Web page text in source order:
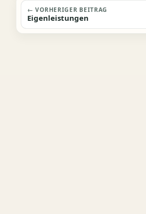
Beitragsnavigation
← VORHERIGER BEITRAG
Eigenleistungen